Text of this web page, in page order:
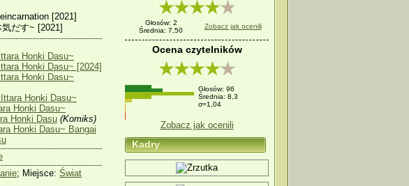
Głosów: 2 Zobacz jak ocenili
Średnia: 7,50
Ocena czytelników
Głosów: 96
Średnia: 8,3
σ=1,04
Zobacz jak ocenili
Kadry
[2021]
だす~ [2021]
Honki Dasu~
Honki Dasu~ [2024]
Honki Dasu~
Honki Dasu~
Honki Dasu~
Honki Dasu (Komiks)
Honki Dasu~ Bangai
; Miejsce: Świat